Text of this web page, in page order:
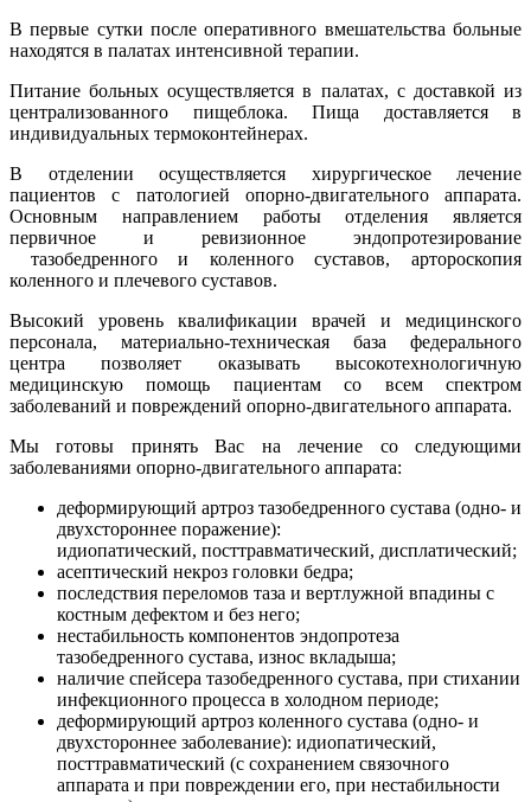
В первые сутки после оперативного вмешательства больные
находятся в палатах интенсивной терапии.
Питание больных осуществляется в палатах, с доставкой из
централизованного пищеблока. Пища доставляется в
индивидуальных термоконтейнерах.
В отделении осуществляется хирургическое лечение
пациентов с патологией опорно-двигательного аппарата.
Основным направлением работы отделения является
первичное и ревизионное эндопротезирование
тазобедренного и коленного суставов, артороскопия
коленного и плечевого суставов.
Высокий уровень квалификации врачей и медицинского
персонала, материально-техническая база федерального
центра позволяет оказывать высокотехнологичную
медицинскую помощь пациентам со всем спектром
заболеваний и повреждений опорно-двигательного аппарата.
Мы готовы принять Вас на лечение со следующими
заболеваниями опорно-двигательного аппарата:
деформирующий артроз тазобедренного сустава (одно- и
двухстороннее поражение):
идиопатический, посттравматический, дисплатический;
асептический некроз головки бедра;
последствия переломов таза и вертлужной впадины с
костным дефектом и без него;
нестабильность компонентов эндопротеза
тазобедренного сустава, износ вкладыша;
наличие спейсера тазобедренного сустава, при стихании
инфекционного процесса в холодном периоде;
деформирующий артроз коленного сустава (одно- и
двухстороннее заболевание): идиопатический,
посттравматический (с сохранением связочного
аппарата и при повреждении его, при нестабильности